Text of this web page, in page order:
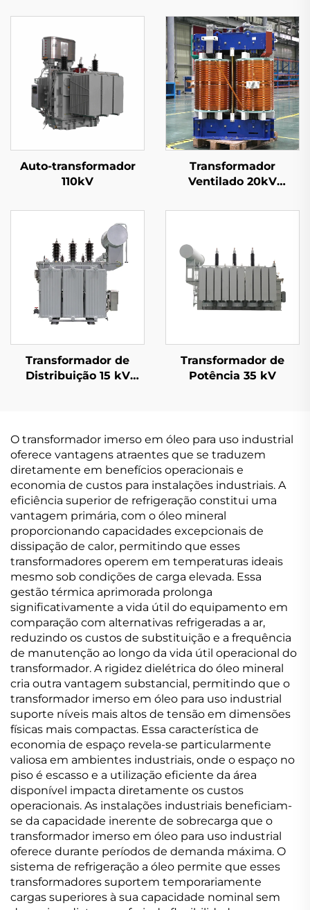
Auto-transformador
110kV
Transformador
Ventilado 20kV
Transformador de
Distribuição 15 kV
Transformador de
Potência 35 kV
O transformador imerso em óleo para uso industrial
oferece vantagens atraentes que se traduzem
diretamente em benefícios operacionais e
economia de custos para instalações industriais. A
eficiência superior de refrigeração constitui uma
vantagem primária, com o óleo mineral
proporcionando capacidades excepcionais de
dissipação de calor, permitindo que esses
transformadores operem em temperaturas ideais
mesmo sob condições de carga elevada. Essa
gestão térmica aprimorada prolonga
significativamente a vida útil do equipamento em
comparação com alternativas refrigeradas a ar,
reduzindo os custos de substituição e a frequência
de manutenção ao longo da vida útil operacional do
transformador. A rigidez dielétrica do óleo mineral
cria outra vantagem substancial, permitindo que o
transformador imerso em óleo para uso industrial
suporte níveis mais altos de tensão em dimensões
físicas mais compactas. Essa característica de
economia de espaço revela-se particularmente
valiosa em ambientes industriais, onde o espaço no
piso é escasso e a utilização eficiente da área
disponível impacta diretamente os custos
operacionais. As instalações industriais beneficiam-
se da capacidade inerente de sobrecarga que o
transformador imerso em óleo para uso industrial
oferece durante períodos de demanda máxima. O
sistema de refrigeração a óleo permite que esses
transformadores suportem temporariamente
cargas superiores à sua capacidade nominal sem